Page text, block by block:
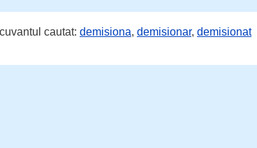
cautat: demisiona, demisionar, demisionat